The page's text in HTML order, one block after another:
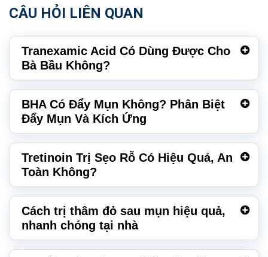
CÂU HỎI LIÊN QUAN
Tranexamic Acid Có Dùng Được Cho
Bà Bầu Không?
BHA Có Đẩy Mụn Không? Phân Biệt
Đẩy Mụn Và Kích Ứng
Tretinoin Trị Sẹo Rỗ Có Hiệu Quả, An
Toàn Không?
Cách trị thâm đỏ sau mụn hiệu quả,
nhanh chóng tại nhà